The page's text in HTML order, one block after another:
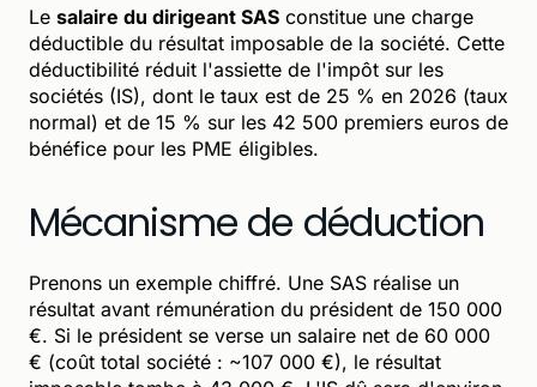
Le salaire du dirigeant SAS constitue une charge
déductible du résultat imposable de la société. Cette
déductibilité réduit l'assiette de l'impôt sur les
sociétés (IS), dont le taux est de 25 % en 2026 (taux
normal) et de 15 % sur les 42 500 premiers euros de
bénéfice pour les PME éligibles.
Mécanisme de déduction
Prenons un exemple chiffré. Une SAS réalise un
résultat avant rémunération du président de 150 000
€. Si le président se verse un salaire net de 60 000
€ (coût total société : ~107 000 €), le résultat